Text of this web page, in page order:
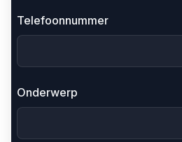
Telefoonnummer
Onderwerp